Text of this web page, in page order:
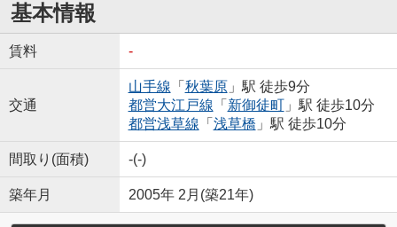
基本情報
賃料 -
交通
山手線 「 秋葉原」駅 徒歩9分
都営大江戸線 「 新御徒町」駅 徒歩10分
都営浅草線 「 浅草橋 」駅 徒歩10分
間取り(面積) -(-)
築年月 2005年 2月(築21年)